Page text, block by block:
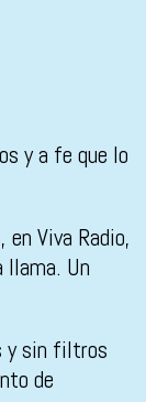
y a fe que lo
Viva Radio,
llama. Un
y sin filtros
de